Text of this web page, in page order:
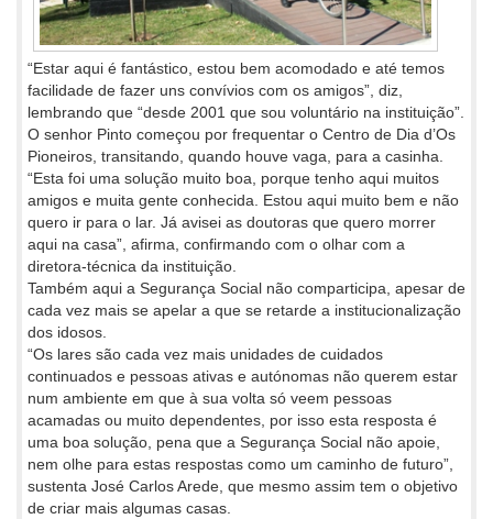
“Estar aqui é fantástico, estou bem acomodado e até temos
facilidade de fazer uns convívios com os amigos”, diz,
lembrando que “desde 2001 que sou voluntário na instituição”.
O senhor Pinto começou por frequentar o Centro de Dia d’Os
Pioneiros, transitando, quando houve vaga, para a casinha.
“Esta foi uma solução muito boa, porque tenho aqui muitos
amigos e muita gente conhecida. Estou aqui muito bem e não
quero ir para o lar. Já avisei as doutoras que quero morrer
aqui na casa”, afirma, confirmando com o olhar com a
diretora-técnica da instituição.
Também aqui a Segurança Social não comparticipa, apesar de
cada vez mais se apelar a que se retarde a institucionalização
dos idosos.
“Os lares são cada vez mais unidades de cuidados
continuados e pessoas ativas e autónomas não querem estar
num ambiente em que à sua volta só veem pessoas
acamadas ou muito dependentes, por isso esta resposta é
uma boa solução, pena que a Segurança Social não apoie,
nem olhe para estas respostas como um caminho de futuro”,
sustenta José Carlos Arede, que mesmo assim tem o objetivo
de criar mais algumas casas.